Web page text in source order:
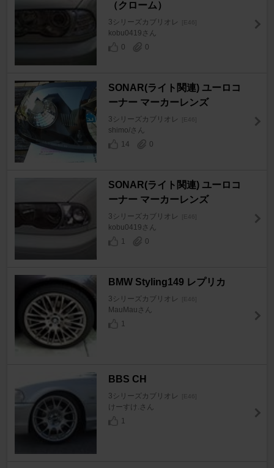
（クローム）
3シリーズカブリオレ [E46]
kobu0419さん
0
0
SONAR(ライト関連) ユーロコ
ーナー マーカーレンズ
3シリーズカブリオレ [E46]
shimo/さん
14
0
SONAR(ライト関連) ユーロコ
ーナー マーカーレンズ
3シリーズカブリオレ [E46]
kobu0419さん
1
0
BMW Styling149 レプリカ
3シリーズカブリオレ [E46]
MauMauさん
1
BBS CH
3シリーズカブリオレ [E46]
けーすけ.さん
1